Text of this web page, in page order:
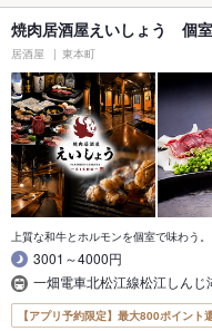
焼肉居酒屋えいしょう 個
居酒屋 東本町
上質な和牛とホルモンを個室で味わう。
3001～4000円
一畑電車北松江線松江しん
【アプリ予約限定】最大800ポイント